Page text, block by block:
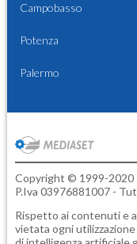
Campobasso
Potenza
Palermo
Copyright © 1999-2020
P.Iva 03976881007 -
Rispetto ai contenuti e
vietata ogni